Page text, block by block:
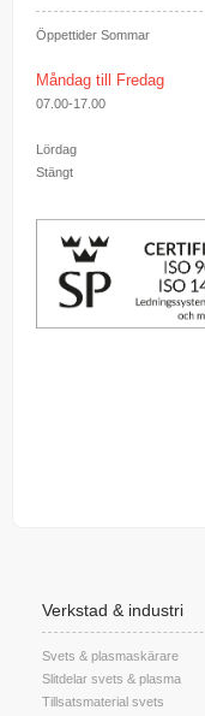
Öppettider Sommar
Måndag till Fredag
07.00-17.00
Lördag
Stängt
Verkstad & industri
Svets & plasmaskärare
Slitdelar svets & plasma
Tillsatsmaterial svets